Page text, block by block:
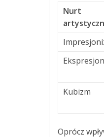
Nurt
Kubizm
Oprócz